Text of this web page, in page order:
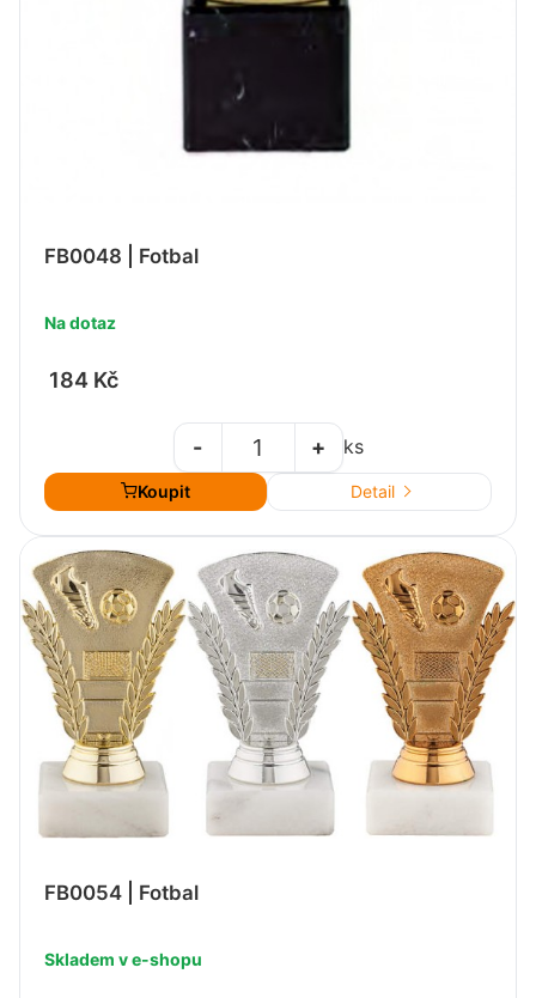
FB0048 | Fotbal
Na dotaz
184 Kč
+
- ks
Koupit Detail
FB0054 | Fotbal
Skladem v e-shopu